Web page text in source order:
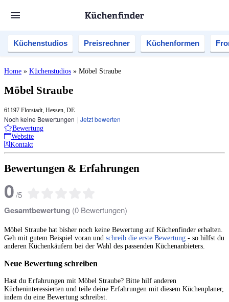
Küchenstudios Preisrechner Küchenformen
Home » Küchenstudios » Möbel Straube
Möbel Straube
61197 Florstadt, Hessen, DE
Noch keine Bewertungen | Jetzt bewerten
Bewertung
Website
Kontakt
Bewertungen & Erfahrungen
0/5
Gesamtbewertung (0 Bewertungen)
Möbel Straube hat bisher noch keine Bewertung auf Küchenfinder erhalten.
Geh mit gutem Beispiel voran und schreib die erste Bewertung - so hilfst du
anderen Küchenkäufern bei der Wahl des passenden Küchenanbieters.
Neue Bewertung schreiben
Hast du Erfahrungen mit Möbel Straube? Bitte hilf anderen
Kücheninteressierten und teile deine Erfahrungen mit diesem Küchenplaner,
indem du eine Bewertung schreibst.